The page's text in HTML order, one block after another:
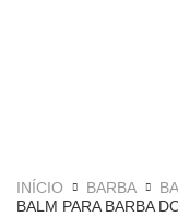
INÍCIO BARBA
BALM PARA BARBA